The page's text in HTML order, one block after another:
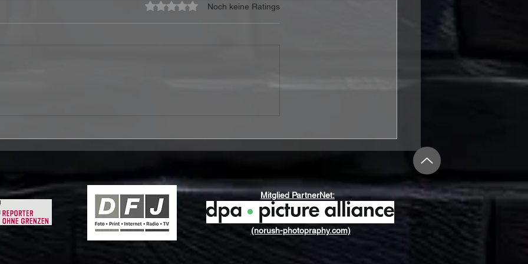
Mit 0 von 5 Sternen bewertet.
Noch keine Ratings
Mitglied PartnerNet:
(norush-photopraphy.com)